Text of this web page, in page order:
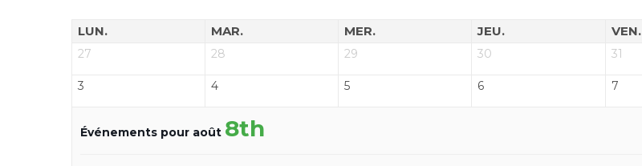
LUN. MAR. MER. JEU. VEN.
27 28 29 30 31
3 4 5 6 7
Événements pour août 8th